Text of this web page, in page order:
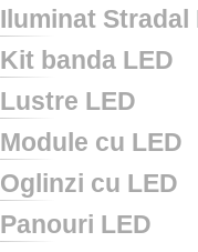
Iluminat Stradal
Kit banda LED
Lustre LED
Module cu LED
Oglinzi cu LED
Panouri LED